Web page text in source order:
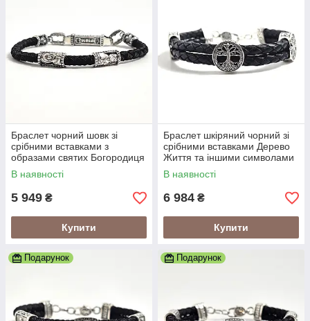
Браслет чорний шовк зі
срібними вставками з
образами святих Богородиця
та Спаситель
В наявності
5 949 ₴
Купити
Браслет шкіряний чорний зі
срібними вставками Дерево
Життя та іншими символами
В наявності
6 984 ₴
Купити
Подарунок Подарунок